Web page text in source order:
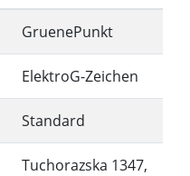
GruenePunkt
ElektroG-Zeichen
Standard
Tuchorazska 1347,